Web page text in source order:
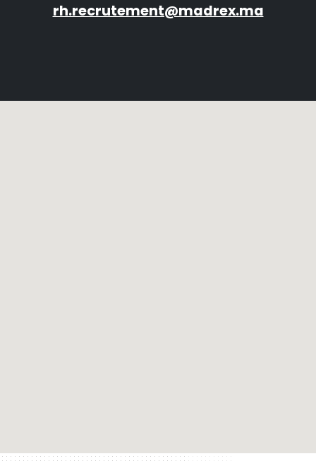
rh.recrutement@madrex.ma